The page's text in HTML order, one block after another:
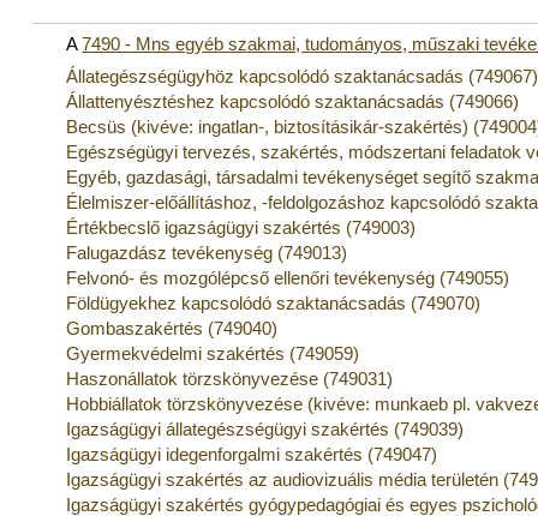
A7490 - Mns egyéb szakmai, tudományos, műszaki
Állategészségügyhöz kapcsolódó szaktanácsadás (749067)
Állattenyésztéshez kapcsolódó szaktanácsadás (749066)
Becsüs (kivéve: ingatlan-, biztosításikár-szakértés)
Egészségügyi tervezés, szakértés, módszertani feladatok
Egyéb, gazdasági, társadalmi tevékenységet segítő
Élelmiszer-előállításhoz, -feldolgozáshoz kapcsolódó
Értékbecslő igazságügyi szakértés (749003)
Falugazdász tevékenység (749013)
Felvonó- és mozgólépcső ellenőri tevékenység (749055)
Földügyekhez kapcsolódó szaktanácsadás (749070)
Gombaszakértés (749040)
Gyermekvédelmi szakértés (749059)
Haszonállatok törzskönyvezése (749031)
Hobbiállatok törzskönyvezése (kivéve: munkaeb pl.
Igazságügyi állategészségügyi szakértés (749039)
Igazságügyi idegenforgalmi szakértés (749047)
Igazságügyi szakértés az audiovizuális média területén
Igazságügyi szakértés gyógypedagógiai és egyes